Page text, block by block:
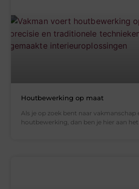
Houtbewerking op maat
Als je op zoek bent naar vakmanschap
houtbewerking, dan ben je hier aan